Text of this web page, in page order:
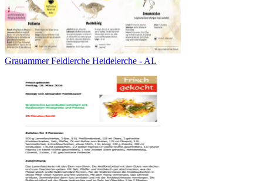
Grauammer Feldlerche Heidelerche - AL